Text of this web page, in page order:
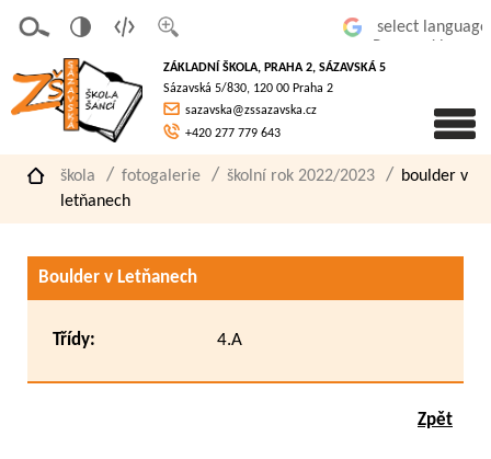
písmo
á
verze
pro
slaboz
raké
ZÁKLADNÍ ŠKOLA, PRAHA 2, SÁZAVSKÁ 5
Sázavská 5/830, 120 00 Praha 2
sazavska@zssazavska.cz
+420 277 779 643
škola fotogalerie školní rok 2022/2023
boulder v
letňanech
Boulder v Letňanech
Třídy: 4.A
Zpět